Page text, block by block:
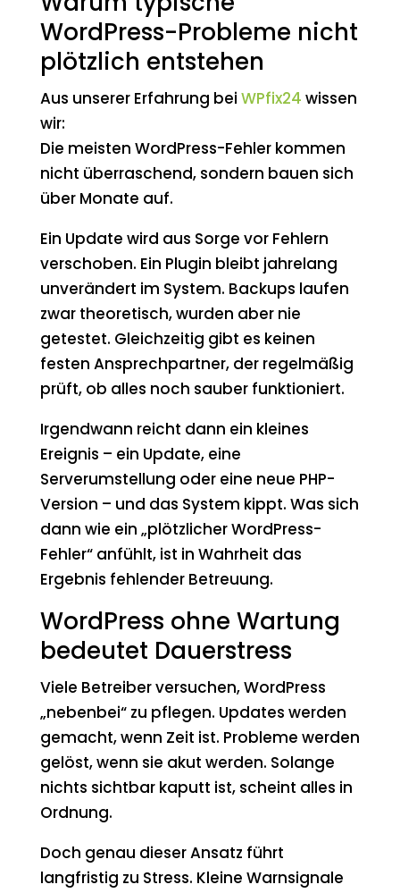
WordPress-Probleme nicht
plötzlich entstehen
Aus unserer Erfahrung bei WPfix24 wissen
wir:
Die meisten WordPress-Fehler kommen
nicht überraschend, sondern bauen sich
über Monate auf.
Ein Update wird aus Sorge vor Fehlern
verschoben. Ein Plugin bleibt jahrelang
unverändert im System. Backups laufen
zwar theoretisch, wurden aber nie
getestet. Gleichzeitig gibt es keinen
festen Ansprechpartner, der regelmäßig
prüft, ob alles noch sauber funktioniert.
Irgendwann reicht dann ein kleines
Ereignis – ein Update, eine
Serverumstellung oder eine neue PHP-
Version – und das System kippt. Was sich
dann wie ein „plötzlicher WordPress-
Fehler“ anfühlt, ist in Wahrheit das
Ergebnis fehlender Betreuung.
WordPress ohne Wartung
bedeutet Dauerstress
Viele Betreiber versuchen, WordPress
„nebenbei“ zu pflegen. Updates werden
gemacht, wenn Zeit ist. Probleme werden
gelöst, wenn sie akut werden. Solange
nichts sichtbar kaputt ist, scheint alles in
Ordnung.
Doch genau dieser Ansatz führt
langfristig zu Stress. Kleine Warnsignale